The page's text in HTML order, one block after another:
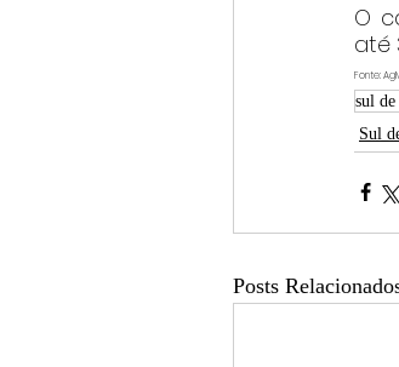
O
até
Fonte:
sul
Sul
Posts